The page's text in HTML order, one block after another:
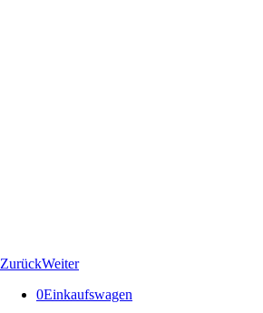
ZurückWeiter
0Einkaufswagen